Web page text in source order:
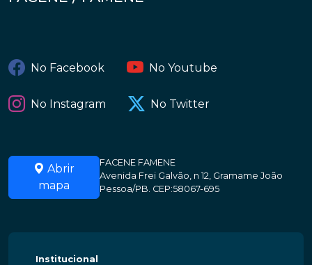
No Facebook No Youtube
No Instagram No Twitter
Abrir
mapa
FACENE FAMENE
Avenida Frei Galvão, n 12, Gramame João
Pessoa/PB. CEP:58067-695
Institucional